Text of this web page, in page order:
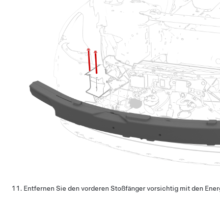
Entfernen Sie den vorderen Stoßfänger vorsichtig mit den